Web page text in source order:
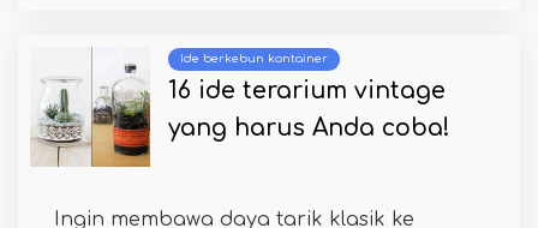
Ide berkebun kontainer
16 ide terarium vintage
yang harus Anda coba!
Ingin membawa daya tarik klasik ke